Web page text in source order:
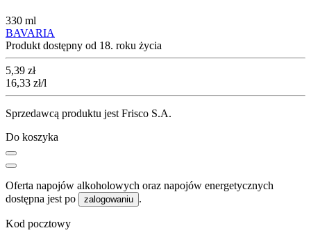
330 ml
BAVARIA
Produkt dostępny od 18. roku życia
Cena
5,39 zł
16,33 zł/l
Sprzedawcą produktu jest Frisco S.A.
Do koszyka
Oferta napojów alkoholowych oraz napojów energetycznych
dostępna jest po
zalogowaniu .
Kod pocztowy